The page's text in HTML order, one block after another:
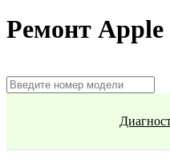
Ремонт Apple